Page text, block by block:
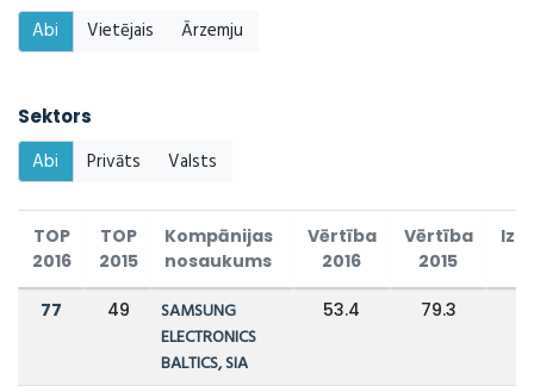
Abi Vietējais Ārzemju
Sektors
Abi Privāts Valsts
TOP
2016
TOP
2015
Kompānijas
nosaukums
Vērtība
2016
Vērtība
2015
77 49
SAMSUNG
ELECTRONICS
BALTICS, SIA
53.4 79.3